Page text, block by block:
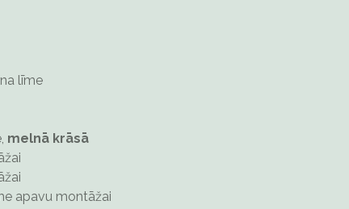
līme
melnā krāsā
apavu montāžai